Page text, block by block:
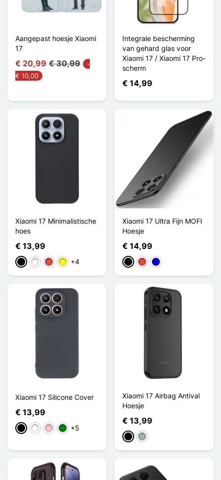
Aangepast hoesje Xiaomi
17
€ 20,99 € 30,99
-
€ 10,00
Integrale bescherming
van gehard glas voor
Xiaomi 17 / Xiaomi 17 Pro-
scherm
€ 14,99
Xiaomi 17 Minimalistische
hoes
€ 13,99
ZwartWit RoodGeel+4
Xiaomi 17 Ultra Fijn MOFI
Hoesje
€ 14,99
ZwartRoodBlauw
Xiaomi 17 Silicone Cover
€ 13,99
ZwartWit RozeGroen
+5
Xiaomi 17 Airbag Antival
Hoesje
€ 13,99
ZwartGrijs